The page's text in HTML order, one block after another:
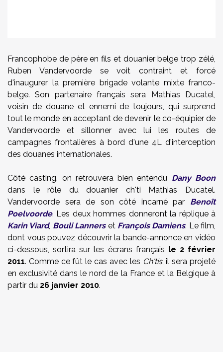
Francophobe de père en fils et douanier belge trop zélé,
Ruben Vandervoorde se voit contraint et forcé
d'inaugurer la première brigade volante mixte franco-
belge. Son partenaire français sera Mathias Ducatel,
voisin de douane et ennemi de toujours, qui surprend
tout le monde en acceptant de devenir le co-équipier de
Vandervoorde et sillonner avec lui les routes de
campagnes frontalières à bord d'une 4L d'interception
des douanes internationales.
Côté casting, on retrouvera bien entendu Dany Boon
dans le rôle du douanier ch'ti Mathias Ducatel.
Vandervoorde sera de son côté incarné par Benoît
Poelvoorde. Les deux hommes donneront la réplique à
Karin Viard, Bouli Lannerset François Damiens. Le film,
dont vous pouvez découvrir la bande-annonce en vidéo
ci-dessous, sortira sur les écrans français le 2 février
2011. Comme ce fût le cas avec les Ch'tis, il sera projeté
en exclusivité dans le nord de la France et la Belgique à
partir du 26 janvier 2010.